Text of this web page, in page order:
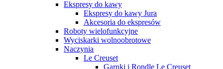
Ekspresy do kawy
Ekspresy do kawy Jura
Akcesoria do ekspresów
Roboty wielofunkcyjne
Wyciskarki wolnoobrotowe
Naczynia
Le Creuset
Garnki i Rondle Le Creuset